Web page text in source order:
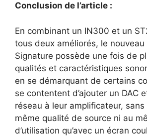
Conclusion de l’article :
En combinant un IN300 et un
tous deux améliorés, le nouveau
Signature possède une fois de
qualités et caractéristiques
en se démarquant de certains
se contentent d’ajouter un DAC
réseau à leur amplificateur, sans
même qualité de source ni au
d’utilisation qu’avec un écran